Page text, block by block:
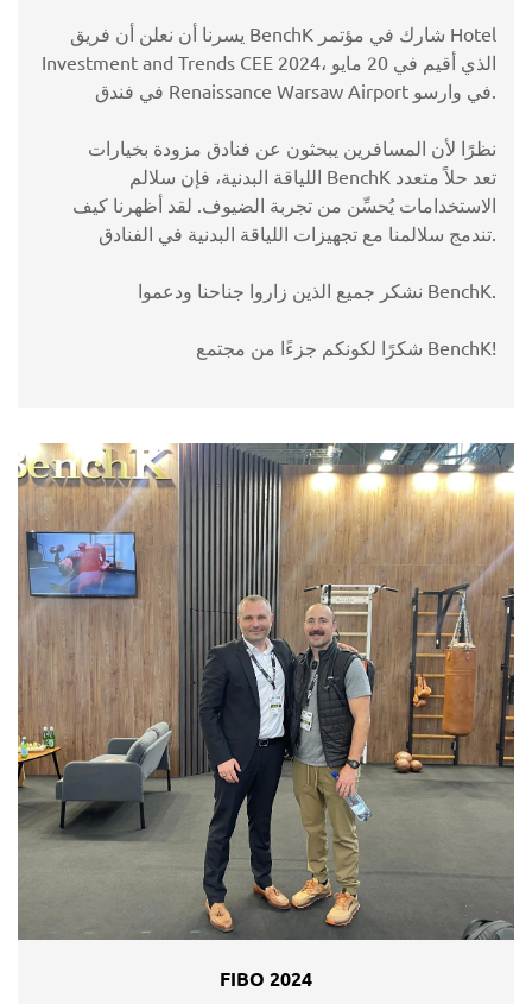
يسرنا أن نعلن أن فريق BenchK شارك في مؤتمر Hotel
Investment and Trends CEE 2024، الذي أقيم في 20 مايو
في فندق Renaissance Warsaw Airport في وارسو.
نظرًا لأن المسافرين يبحثون عن فنادق مزودة بخيارات
اللياقة البدنية، فإن سلالم BenchK تعد حلاً متعدد
الاستخدامات يُحسِّن من تجربة الضيوف. لقد أظهرنا كيف
تندمج سلالمنا مع تجهيزات اللياقة البدنية في الفنادق.
نشكر جميع الذين زاروا جناحنا ودعموا BenchK.
شكرًا لكونكم جزءًا من مجتمع BenchK!
FIBO 2024